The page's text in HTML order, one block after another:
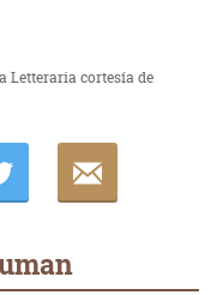
Letteraria cortesía de